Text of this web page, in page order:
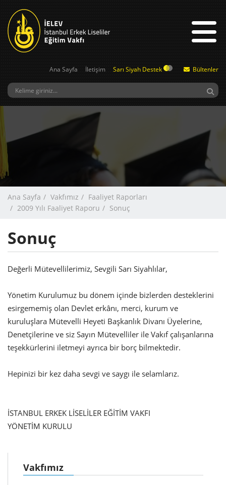
Ana Sayfa İletişim Sarı Siyah Destek Bültenler
Ana Sayfa Vakfımız
Faaliyet Raporları
2009 Yılı Faaliyet Raporu
Sonuç
Sonuç
Değerli Mütevellilerimiz, Sevgili Sarı Siyahlılar,
Yönetim Kurulumuz bu dönem içinde bizlerden desteklerini
esirgememiş olan Devlet erkânı, merci, kurum ve
kuruluşlara Mütevelli Heyeti Başkanlık Divanı Üyelerine,
Denetçilerine ve siz Sayın Mütevelliler ile Vakıf çalışanlarına
teşekkürlerini iletmeyi ayrıca bir borç bilmektedir.
Hepinizi bir kez daha sevgi ve saygı ile selamlarız.
İSTANBUL ERKEK LİSELİLER EĞİTİM VAKFI
YÖNETİM KURULU
Vakfımız